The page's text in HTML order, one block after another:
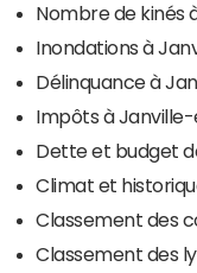
Nombre de kinés
Inondations à
Délinquance à
Impôts à
Dette et budget
Climat et
Classement des
Classement des